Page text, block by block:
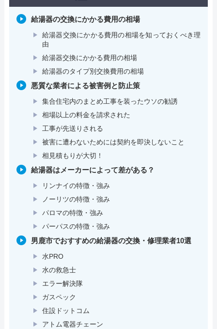
給湯器の交換にかかる費用の相場
給湯器交換にかかる費用の相場を知っておくべき理
由
給湯器交換にかかる費用の相場
給湯器のタイプ別交換費用の相場
悪質な業者による被害例と防止策
集合住宅内のまとめ工事を装ったウソの勧誘
相場以上の料金を請求された
工事が先送りされる
被害に遭わないためには契約を即決しないこと
相見積もりが大切！
給湯器はメーカーによって差がある？
リンナイの特徴・強み
ノーリツの特徴・強み
パロマの特徴・強み
パーパスの特徴・強み
男鹿市でおすすめの給湯器の交換・修理業者10選
水PRO
水の救急士
エラー解決隊
ガスペック
住設ドットコム
アトム電器チェーン